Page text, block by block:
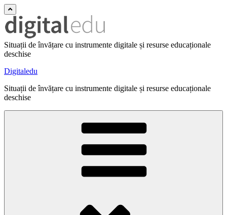
Situații de învățare cu instrumente digitale și resurse educaționale
deschise
Digitaledu
Situații de învățare cu instrumente digitale și resurse educaționale
deschise